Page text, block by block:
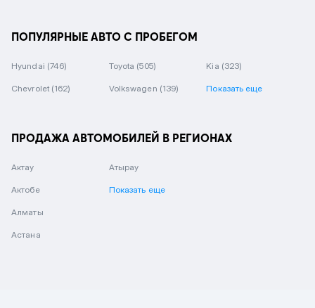
ПОПУЛЯРНЫЕ АВТО С ПРОБЕГОМ
Hyundai (746) Toyota (505) Kia (323)
Chevrolet (162) Volkswagen (139) Показать еще
ПРОДАЖА АВТОМОБИЛЕЙ В РЕГИОНАХ
Актау
Актобе
Алматы
Астана
Атырау
Показать еще